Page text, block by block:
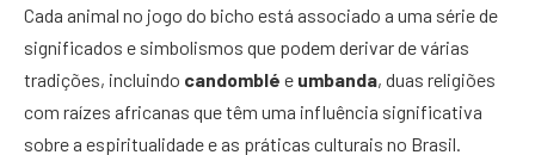
Cada animal no jogo do bicho está associado a uma série de
significados e simbolismos que podem derivar de várias
tradições, incluindo candomblé e umbanda, duas religiões
com raízes africanas que têm uma influência significativa
sobre a espiritualidade e as práticas culturais no Brasil.